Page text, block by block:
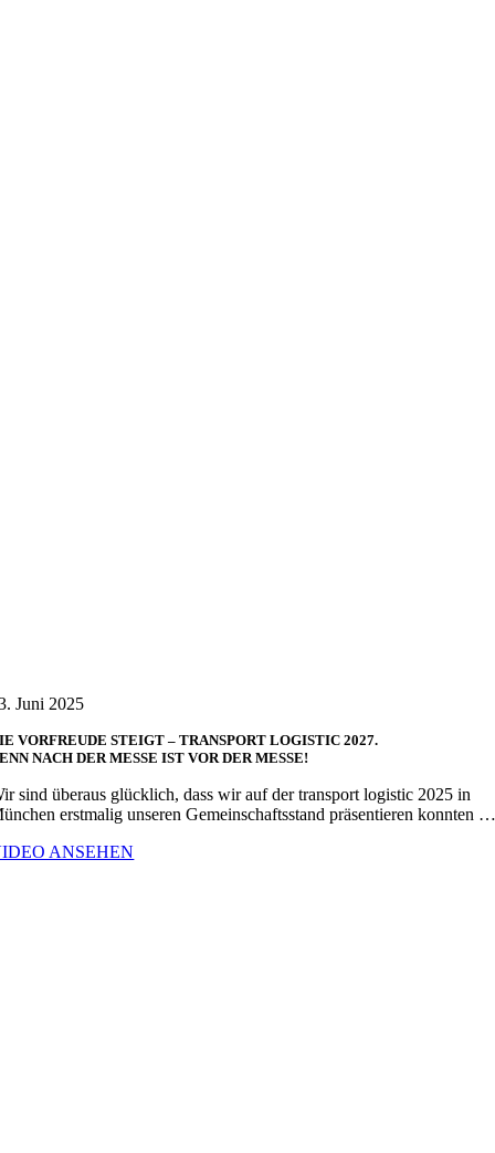
Juni 2025
VORFREUDE STEIGT – TRANSPORT LOGISTIC 2027.
NACH DER MESSE IST VOR DER MESSE!
sind überaus glücklich, dass wir auf der transport logistic 2025 in
erstmalig unseren Gemeinschaftsstand präsentieren konnten
ANSEHEN